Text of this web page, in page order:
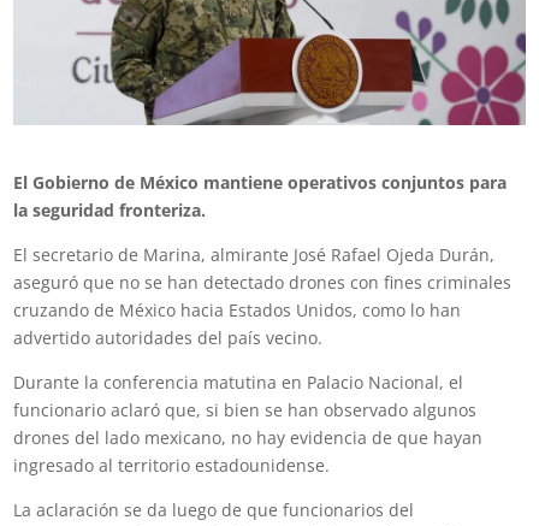
El Gobierno de México mantiene operativos conjuntos para
la seguridad fronteriza.
El secretario de Marina, almirante José Rafael Ojeda Durán,
aseguró que no se han detectado drones con fines criminales
cruzando de México hacia Estados Unidos, como lo han
advertido autoridades del país vecino.
Durante la conferencia matutina en Palacio Nacional, el
funcionario aclaró que, si bien se han observado algunos
drones del lado mexicano, no hay evidencia de que hayan
ingresado al territorio estadounidense.
La aclaración se da luego de que funcionarios del